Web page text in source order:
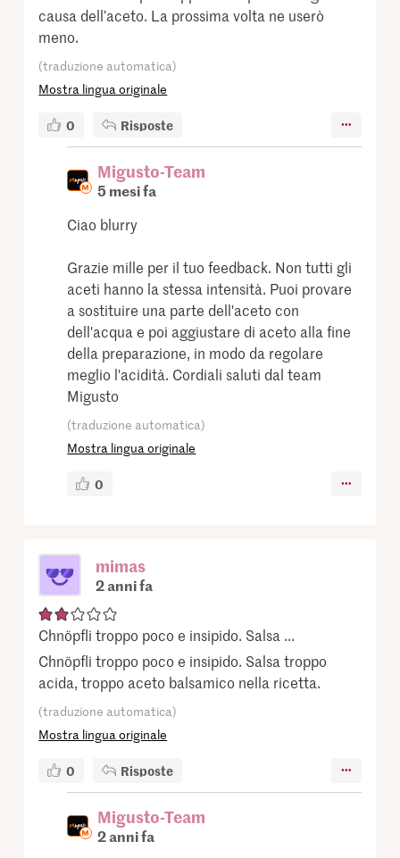
causa dell’aceto. La prossima volta ne userò
meno.
(traduzione automatica)
Mostra lingua originale
0 Risposte
Migusto-Team
5 mesi fa
Ciao blurry
Grazie mille per il tuo feedback. Non tutti gli
aceti hanno la stessa intensità. Puoi provare
a sostituire una parte dell'aceto con
dell'acqua e poi aggiustare di aceto alla fine
della preparazione, in modo da regolare
meglio l'acidità. Cordiali saluti dal team
Migusto
(traduzione automatica)
Mostra lingua originale
0
mimas
2 anni fa
Chnöpfli troppo poco e insipido. Salsa ...
Chnöpfli troppo poco e insipido. Salsa troppo
acida, troppo aceto balsamico nella ricetta.
(traduzione automatica)
Mostra lingua originale
0 Risposte
Migusto-Team
2 anni fa